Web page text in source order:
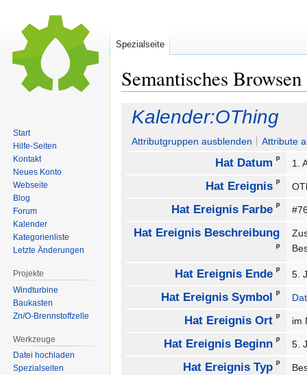
Semantisches Browsen
Zur
Navigation
springen
Zur
Suche
springen
Kalender:OThing
Attributgruppen ausblenden Attribute
Hat Datum ᵖ 1.
Hat Ereignis ᵖ
Hat Ereignis Farbe ᵖ
Hat Ereignis Beschreibung
ᵖ
Hat Ereignis Ende ᵖ 5.
Hat Ereignis Symbol ᵖ
Hat Ereignis Ort ᵖ im
Hat Ereignis Beginn ᵖ 5.
Hat Ereignis Typ ᵖ
Spezialseite
Start
Hilfe-Seiten
Kontakt
Neues Konto
Webseite
Blog
Forum
Kalender
Kategorienliste
Letzte Änderungen
Projekte
Windturbine
Baukasten
Zn/O-Brennstoffzelle
Werkzeuge
Datei hochladen
Spezialseiten